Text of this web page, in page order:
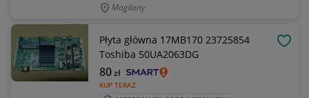
Mogilany
Płyta główna 17MB170 23725854
Toshiba 50UA2063DG
KUP TERAZ
80zł